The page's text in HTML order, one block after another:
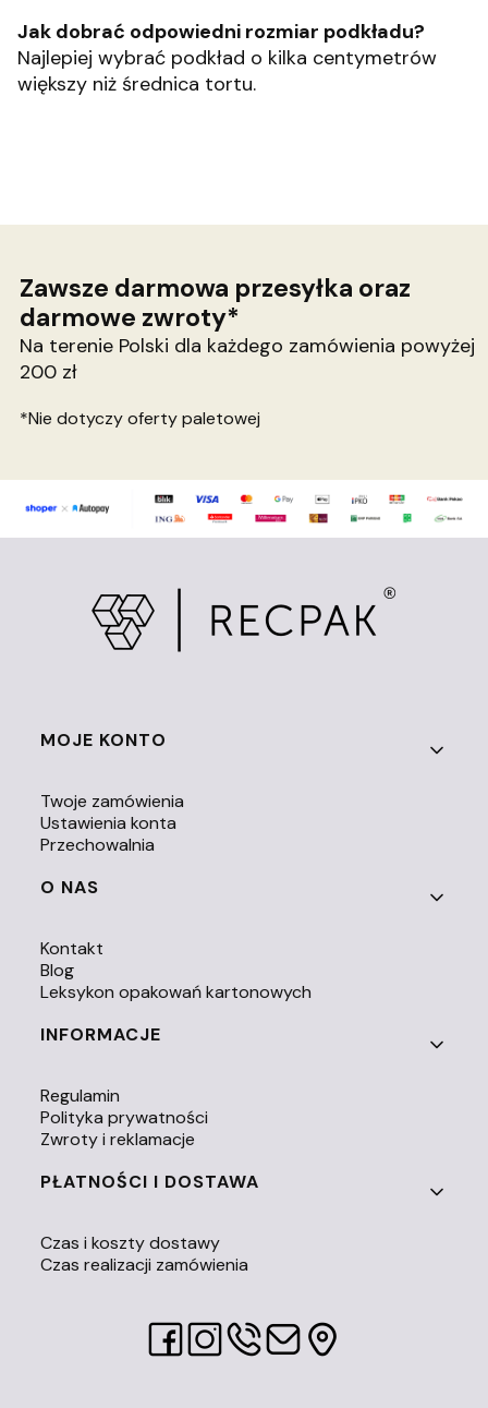
Jak dobrać odpowiedni rozmiar podkładu?
Najlepiej wybrać podkład o kilka centymetrów
większy niż średnica tortu.
Zawsze darmowa przesyłka oraz
darmowe zwroty*
Na terenie Polski dla każdego zamówienia powyżej
200 zł
*Nie dotyczy oferty paletowej
Linki w stopce
MOJE KONTO
Twoje zamówienia
Ustawienia konta
Przechowalnia
O NAS
Kontakt
Blog
Leksykon opakowań kartonowych
INFORMACJE
Regulamin
Polityka prywatności
Zwroty i reklamacje
PŁATNOŚCI I DOSTAWA
Czas i koszty dostawy
Czas realizacji zamówienia